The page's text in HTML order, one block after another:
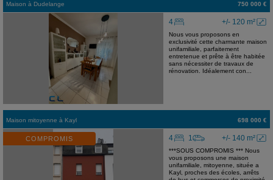
Maison à Dudelange 750 000 €
+/- 120 m²
4
Nous vous proposons en
exclusivité cette charmante maison
unifamiliale, parfaitement
entretenue et prête à être habitée
sans nécessiter de travaux de
rénovation. Idéalement con...
Maison mitoyenne à Kayl 698 000 €
COMPROMIS +/- 140 m²
4 1
***SOUS COMPROMIS *** Nous
vous proposons une maison
unifamiliale, mitoyenne, située a
Kayl, proches des écoles, arrêts